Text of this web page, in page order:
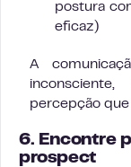
postura
eficaz)
A
percepção
6. Encontre
prospect